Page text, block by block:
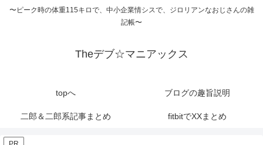
〜ピーク時の体重115キロで、中小企業情シスで、ジロリアンなおじさんの雑
記帳〜
Theデブ☆マニアックス
topへ ブログの趣旨説明
二郎＆二郎系記事まとめ fitbitでXXまとめ